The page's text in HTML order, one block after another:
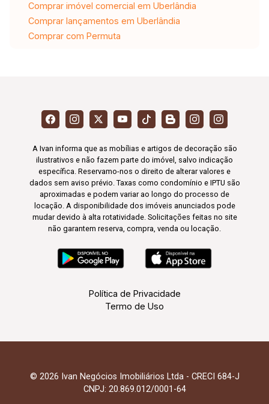
Comprar imóvel comercial em Uberlândia
Comprar lançamentos em Uberlândia
Comprar com Permuta
A Ivan informa que as mobílias e artigos de decoração são
ilustrativos e não fazem parte do imóvel, salvo indicação
específica. Reservamo-nos o direito de alterar valores e
dados sem aviso prévio. Taxas como condomínio e IPTU são
aproximadas e podem variar ao longo do processo de
locação. A disponibilidade dos imóveis anunciados pode
mudar devido à alta rotatividade. Solicitações feitas no site
não garantem reserva, compra, venda ou locação.
Política de Privacidade
Termo de Uso
© 2026 Ivan Negócios Imobiliários Ltda - CRECI 684-J
CNPJ: 20.869.012/0001-64